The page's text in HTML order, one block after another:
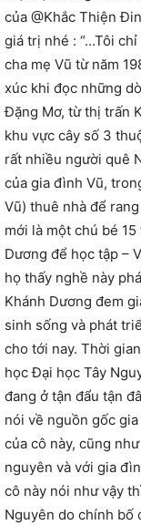
của @Khắc Thiện
giá trị nhé : “…Tôi
cha mẹ Vũ từ năm
xúc khi đọc những
Đặng Mơ, từ thị trấn
khu vực cây số 3
rất nhiều người quê
của gia đình Vũ,
Vũ) thuê nhà để
mới là một chú bé
Dương để học tập –
họ thấy nghề này
Khánh Dương đem
sinh sống và phát
cho tới nay. Thời
học Đại học Tây
đang ở tận đẩu tận
nói về nguồn gốc
của cô này, cũng
nguyên và với gia
cô này nói như vậy
Nguyên do chính bố